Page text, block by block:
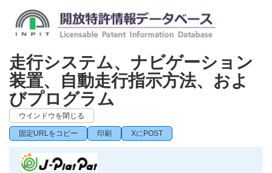
走行システム、ナビゲーション
装置、自動走行指示方法、およ
びプログラム
ウインドウを閉じる
固定URLをコピー 印刷 XにPOST